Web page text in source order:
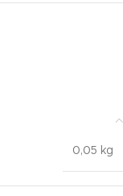
0,05 kg